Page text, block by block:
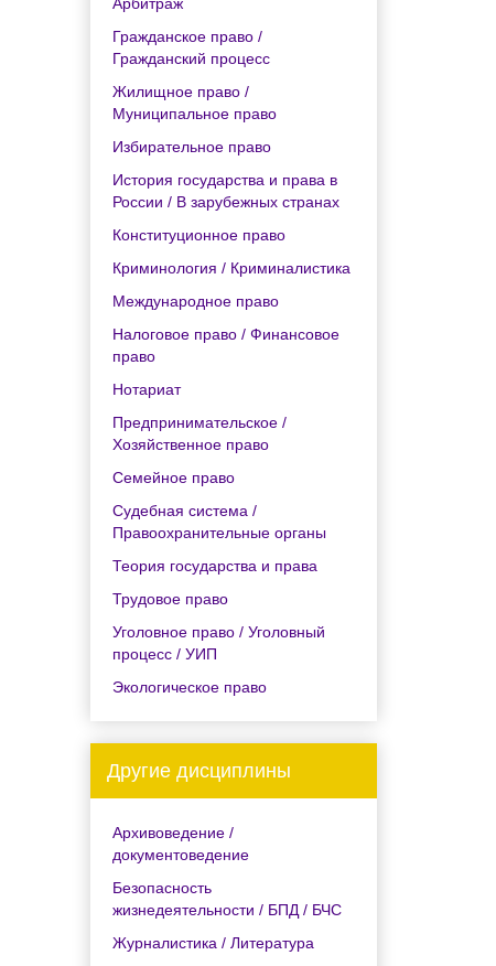
Гражданское право /
Гражданский процесс
Жилищное право /
Муниципальное право
Избирательное право
История государства и права в
России / В зарубежных странах
Конституционное право
Криминология / Криминалистика
Международное право
Налоговое право / Финансовое
право
Нотариат
Предпринимательское /
Хозяйственное право
Семейное право
Судебная система /
Правоохранительные органы
Теория государства и права
Трудовое право
Уголовное право / Уголовный
процесс / УИП
Экологическое право
Другие дисциплины
Архивоведение /
документоведение
Безопасность
жизнедеятельности / БПД / БЧС
Журналистика / Литература